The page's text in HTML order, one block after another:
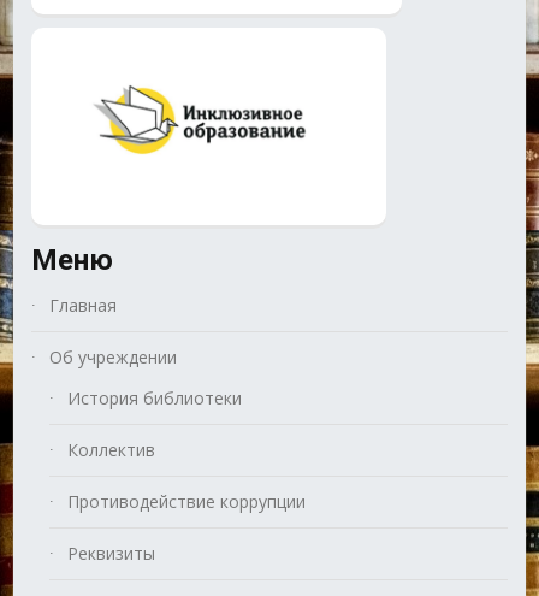
Меню
Главная
Об учреждении
История библиотеки
Коллектив
Противодействие коррупции
Реквизиты